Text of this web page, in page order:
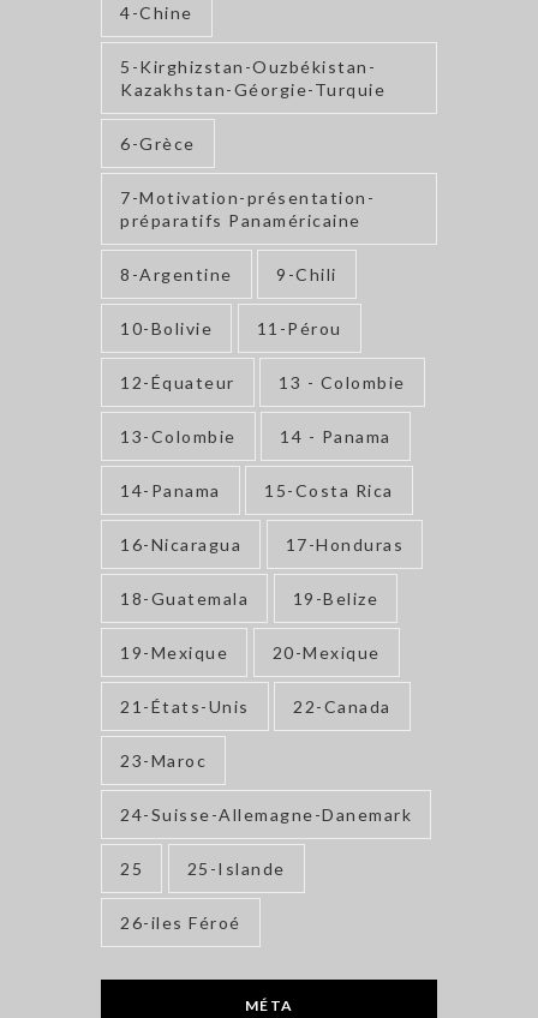
4-Chine
5-Kirghizstan-Ouzbékistan-
Kazakhstan-Géorgie-Turquie
6-Grèce
7-Motivation-présentation-
préparatifs Panaméricaine
8-Argentine 9-Chili
10-Bolivie 11-Pérou
12-Équateur 13 - Colombie
13-Colombie 14 - Panama
14-Panama 15-Costa Rica
16-Nicaragua 17-Honduras
18-Guatemala 19-Belize
19-Mexique 20-Mexique
21-États-Unis 22-Canada
23-Maroc
24-Suisse-Allemagne-Danemark
25 25-Islande
26-iles Féroé
MÉTA